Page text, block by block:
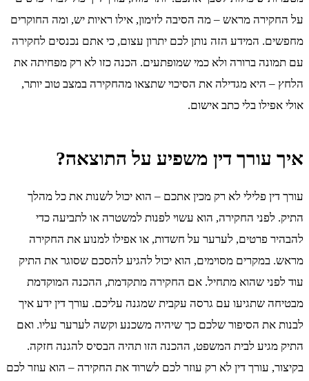
על החקירה מראש – מה הסיבה לזימון, אילו ראיות יש, ומה החוקרים
מחפשים. המידע הזה נותן לכם יתרון עצום, כי אתם נכנסים לחקירה
עם תמונה ברורה ולא כמי שמופתעים. הכנה כזו לא רק מפחיתה את
הלחץ – היא מגדילה את הסיכוי שתצאו מהחקירה במצב טוב יותר,
אולי אפילו בלי כתב אישום.
איך עורך דין משפיע על התוצאה?
עורך דין פלילי לא רק מכין אתכם – הוא יכול לשנות את כל מהלך
התיק. לפני החקירה, הוא עשוי לפנות למשטרה או לתביעה כדי
להבהיר פרטים, לערער על חשדות, או אפילו למנוע את החקירה
מראש. במקרים מסוימים, הוא יכול להגיע להסכם שסוגר את התיק
עוד לפני שהוא מתחיל. אם החקירה מתקדמת, ההכנה המוקדמת
מבטיחה שתגיעו עם גרסה עקבית שמגנה עליכם. עורך דין ידע איך
לבנות את הסיפור שלכם כך שיהיה משכנע וקשה לערער עליו. ואם
התיק מגיע לבית המשפט, ההכנה הזו תהיה הבסיס להגנה חזקה.
בקיצור, עורך דין לא רק עוזר לכם לשרוד את החקירה – הוא עוזר לכם